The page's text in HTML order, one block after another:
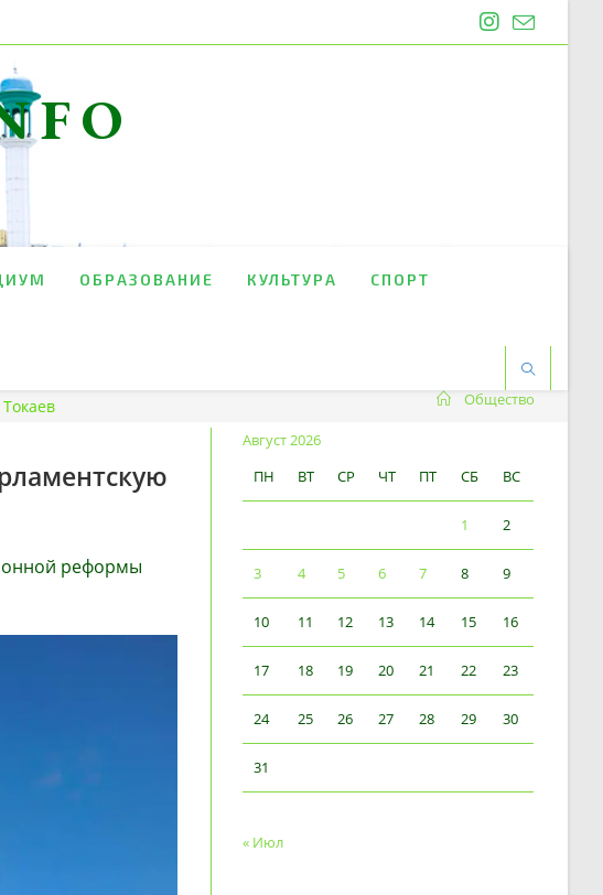
ОБРАЗОВАНИЕ КУЛЬТУРА СПОРТ
Общество
реформы
Август 2026
ПН
ВТ СР ЧТ ПТ СБ ВС
1 2
3 4 5 6 7 8 9
10 11 12 13 14 15 16
17 18 19 20 21 22 23
24 25 26 27 28 29 30
31
« Июл